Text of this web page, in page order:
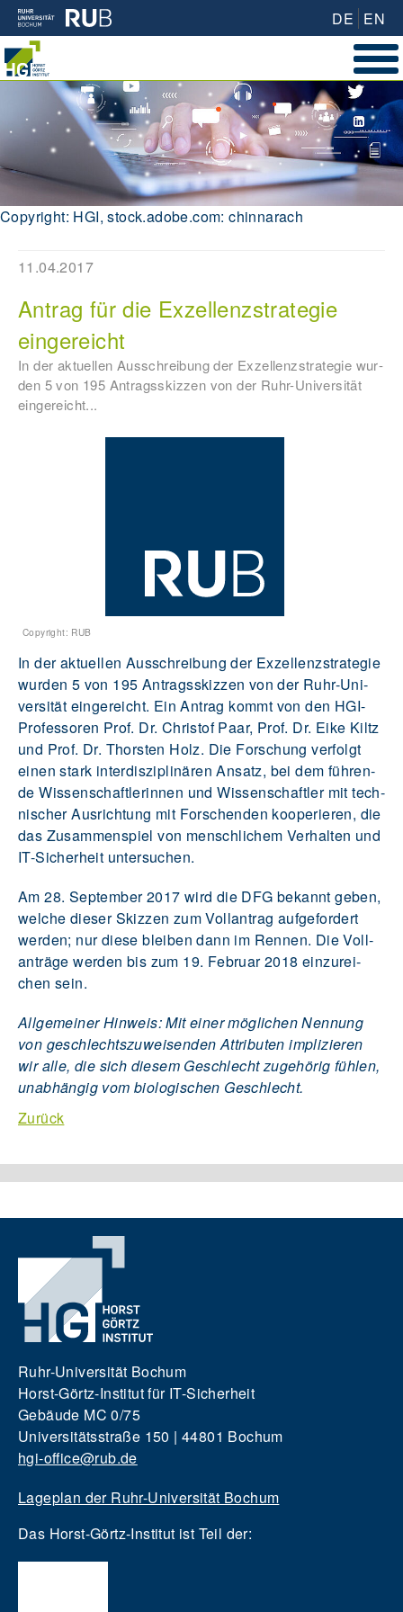
DE EN
Copyright: HGI, stock.adobe.com: chinnarach
11.04.2017
Antrag für die Ex­zel­lenz­stra­te­gie
eingereicht
In der ak­tu­el­len Aus­schrei­bung der Ex­zel­lenz­stra­te­gie wur­
den 5 von 195 An­trags­skiz­zen von der Ruhr-Uni­ver­si­tät
ein­ge­reicht...
Copyright: RUB
In der ak­tu­el­len Aus­schrei­bung der Ex­zel­lenz­stra­te­gie
wur­den 5 von 195 An­trags­skiz­zen von der Ruhr-Uni­
ver­si­tät ein­ge­reicht. Ein An­trag kommt von den HGI-
Pro­fes­so­ren Prof. Dr. Chris­tof Paar, Prof. Dr. Eike Kiltz
und Prof. Dr. Thors­ten Holz. Die For­schung ver­folgt
einen stark in­ter­dis­zi­pli­nä­ren An­satz, bei dem füh­ren­
de Wis­sen­schaft­le­rin­nen und Wis­sen­schaft­ler mit tech­
ni­scher Aus­rich­tung mit For­schen­den ko­ope­rie­ren, die
das Zu­sam­men­spiel von mensch­li­chem Ver­hal­ten und
IT-Si­cher­heit un­ter­su­chen.
Am 28. Sep­tem­ber 2017 wird die DFG be­kannt geben,
wel­che die­ser Skiz­zen zum Voll­an­trag auf­ge­for­dert
wer­den; nur diese blei­ben dann im Ren­nen. Die Voll­
an­trä­ge wer­den bis zum 19. Fe­bru­ar 2018 ein­zu­rei­
chen sein.
Allgemeiner Hinweis: Mit einer möglichen Nennung
von geschlechtszuweisenden Attributen implizieren
wir alle, die sich diesem Geschlecht zugehörig fühlen,
unabhängig vom biologischen Geschlecht.
Zurück
Ruhr-Universität Bochum
Horst-Görtz-Institut für IT-Sicherheit
Gebäude MC 0/75
Universitätsstraße 150 | 44801 Bochum
hgi-office@rub.de
Lageplan der Ruhr-Universität Bochum
Das Horst-Görtz-Institut ist Teil der: